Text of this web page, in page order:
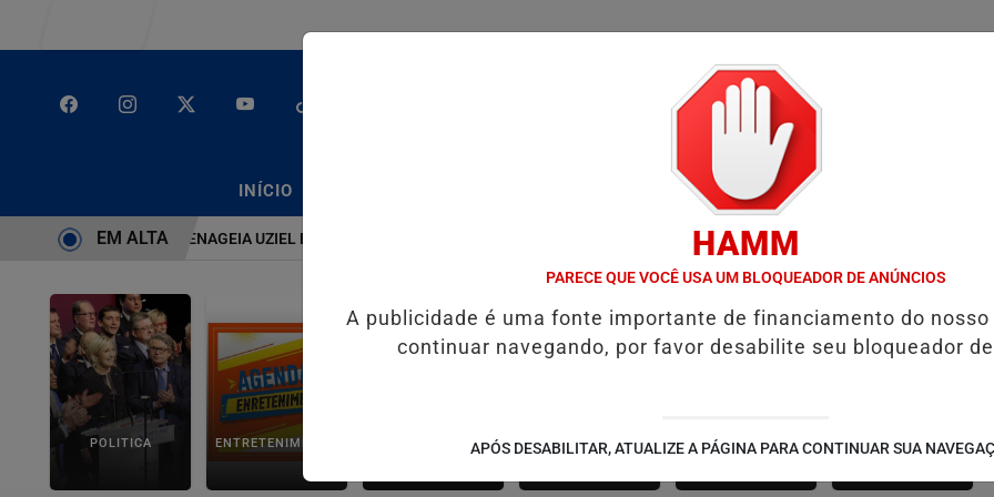
INÍCIO COLUNAS / EMPREGOS
É BRUTO” HOMENAGEIA UZIEL BUENO NO TERRAÇO MINEIRO NA RESENHA DA DZR: MARCELE DESIRÉE ENTREVISTA FÃS
EM ALTA
POLITICA ENTRETENIMENTO SALVADOR AQUI! SÃO JOÃO 2.6
NOTÍCIAS
FUTEBOL
HAMM
PARECE QUE VOCÊ USA UM BLOQUEADOR DE ANÚNCIOS
A publicidade é uma fonte importante de financiamento do nosso
continuar navegando, por favor desabilite seu bloqueador
APÓS DESABILITAR, ATUALIZE A PÁGINA PARA CONTINUAR SUA